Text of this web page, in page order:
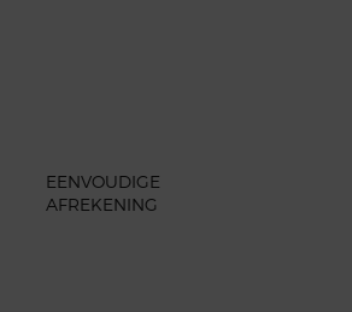
EENVOUDIGE
AFREKENING